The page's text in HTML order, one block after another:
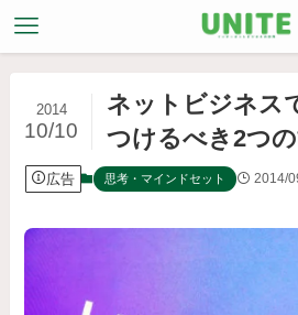
ネットビジネス
つけるべき2つ
2014
10/10
広告 思考・マインドセット 2014/